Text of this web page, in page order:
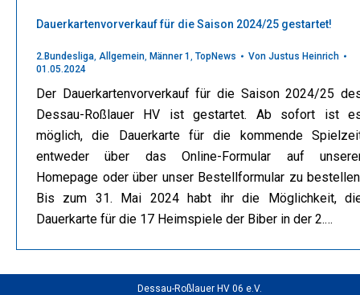
Dauerkartenvorverkauf für die Saison 2024/25 gestartet!
2.Bundesliga, Allgemein, Männer 1 , TopNews Von Justus Heinrich
01.05.2024
Der Dauerkartenvorverkauf für die Saison 2024/25
Dessau-Roßlauer HV ist gestartet. Ab sofort ist
möglich, die Dauerkarte für die kommende
entweder über das Online-Formular auf
Homepage oder über unser Bestellformular zu
Bis zum 31. Mai 2024 habt ihr die Möglichkeit,
Dauerkarte für die 17 Heimspiele der Biber in der 2.…
Dessau-Roßlauer HV 06 e.V.